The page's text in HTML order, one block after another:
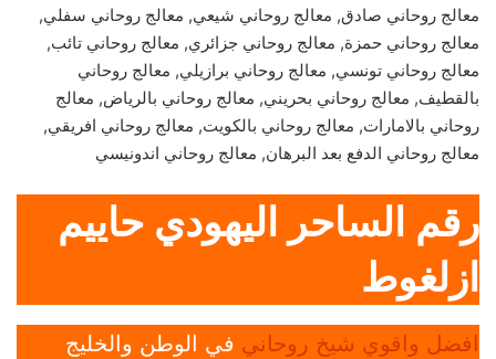
معالج روحاني صادق, معالج روحاني شيعي, معالج روحاني سفلي,
معالج روحاني حمزة, معالج روحاني جزائري, معالج روحاني تائب,
معالج روحاني تونسي, معالج روحاني برازيلي, معالج روحاني
بالقطيف, معالج روحاني بحريني, معالج روحاني بالرياض, معالج
روحاني بالامارات, معالج روحاني بالكويت, معالج روحاني افريقي,
معالج روحاني الدفع بعد البرهان, معالج روحاني اندونيسي
رقم الساحر اليهودي حاييم
ازلغوط
افضل واقوي شيخ روحاني في الوطن والخليج